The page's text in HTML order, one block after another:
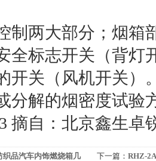
制两大部分；烟箱
全标志开关（背灯
开关（风机开关）
分解的烟密度试验
摘自：北京鑫生卓
织品汽车内饰燃烧箱几
下一篇： RHZ-